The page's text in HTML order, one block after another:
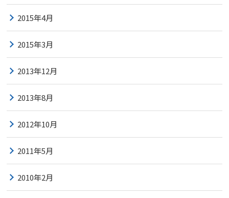
2015年4月
2015年3月
2013年12月
2013年8月
2012年10月
2011年5月
2010年2月